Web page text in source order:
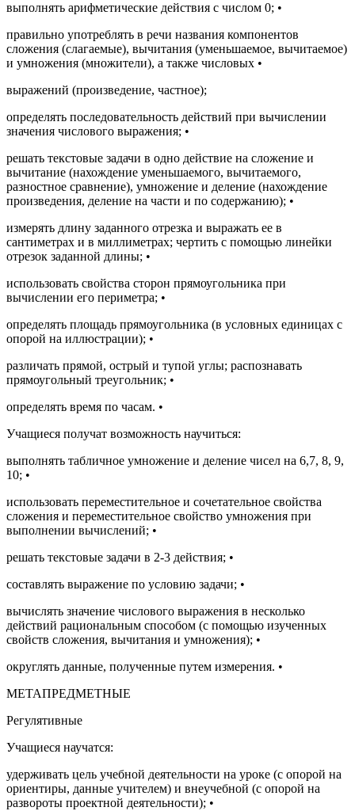
выполнять арифметические действия с числом 0; •
правильно употреблять в речи названия компонентов
сложения (слагаемые), вычитания (уменьшаемое, вычитаемое)
и умножения (множители), а также числовых •
выражений (произведение, частное);
определять последовательность действий при вычислении
значения числового выражения; •
решать текстовые задачи в одно действие на сложение и
вычитание (нахождение уменьшаемого, вычитаемого,
разностное сравнение), умножение и деление (нахождение
произведения, деление на части и по содержанию); •
измерять длину заданного отрезка и выражать ее в
сантиметрах и в миллиметрах; чертить с помощью линейки
отрезок заданной длины; •
использовать свойства сторон прямоугольника при
вычислении его периметра; •
определять площадь прямоугольника (в условных единицах с
опорой на иллюстрации); •
различать прямой, острый и тупой углы; распознавать
прямоугольный треугольник; •
определять время по часам. •
Учащиеся получат возможность научиться:
выполнять табличное умножение и деление чисел на 6,7, 8, 9,
10; •
использовать переместительное и сочетательное свойства
сложения и переместительное свойство умножения при
выполнении вычислений; •
решать текстовые задачи в 2-3 действия; •
составлять выражение по условию задачи; •
вычислять значение числового выражения в несколько
действий рациональным способом (с помощью изученных
свойств сложения, вычитания и умножения); •
округлять данные, полученные путем измерения. •
МЕТАПРЕДМЕТНЫЕ
Регулятивные
Учащиеся научатся:
удерживать цель учебной деятельности на уроке (с опорой на
ориентиры, данные учителем) и внеучебной (с опорой на
развороты проектной деятельности); •